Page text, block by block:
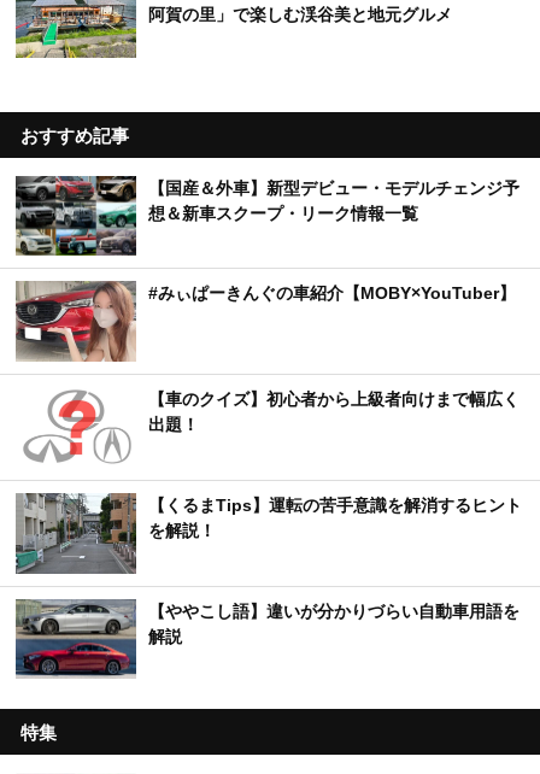
阿賀の里」で楽しむ渓谷美と地元グルメ
おすすめ記事
【国産＆外車】新型デビュー・モデルチェンジ予
想＆新車スクープ・リーク情報一覧
#みぃぱーきんぐの車紹介【MOBY×YouTuber】
【車のクイズ】初心者から上級者向けまで幅広く
出題！
【くるまTips】運転の苦手意識を解消するヒント
を解説！
【ややこし語】違いが分かりづらい自動車用語を
解説
特集